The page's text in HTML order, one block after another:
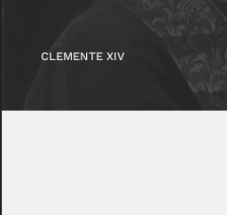
CLEMENTE XIV